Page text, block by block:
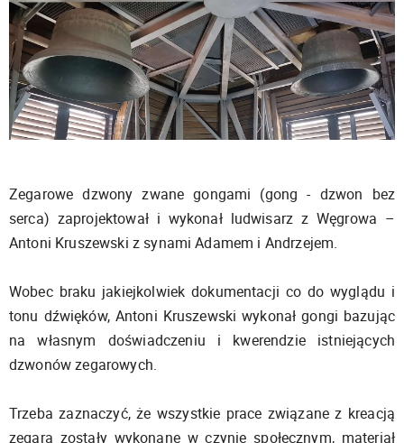
Zegarowe dzwony zwane gongami (gong - dzwon bez
serca) zaprojektował i wykonał ludwisarz z Węgrowa –
Antoni Kruszewski z synami Adamem i Andrzejem.
Wobec braku jakiejkolwiek dokumentacji co do wyglądu i
tonu dźwięków, Antoni Kruszewski wykonał gongi bazując
na własnym doświadczeniu i kwerendzie istniejących
dzwonów zegarowych.
Trzeba zaznaczyć, że wszystkie prace związane z kreacją
zegara zostały wykonane w czynie społecznym, materiał